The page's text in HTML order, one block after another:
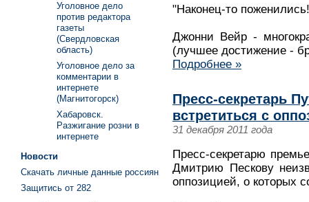
"Наконец-то
Джонни Вейр -
(лучшее достижение -
Подробнее »
Пресс-секретарь
встретиться с
31 декабря 2011 года
Пресс-секретарю
Дмитрию Пескову
оппозицией, о которых
Уголовное дело
против редактора
газеты
(Свердловская
область)
Уголовное дело за
комментарии в
интернете
(Магнитогорск)
Хабаровск.
Разжигание розни в
интернете
Новости
Скачать личные данные россиян
Защитись от 282